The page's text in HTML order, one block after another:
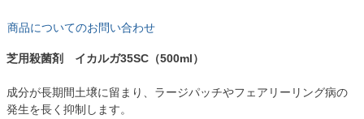
商品についてのお問い合わせ
芝用殺菌剤 イカルガ35SC（500ml）
成分が長期間土壌に留まり、ラージパッチやフェアリーリング病の
発生を長く抑制します。